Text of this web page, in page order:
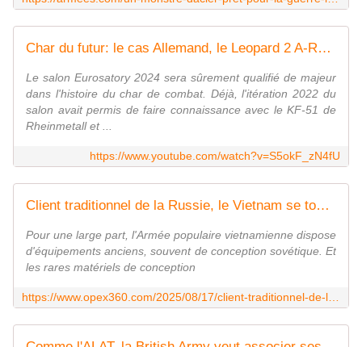
Char du futur: le cas Allemand, le Leopard 2 A-RC 3.0
Le salon Eurosatory 2024 sera sûrement qualifié de majeur
dans l'histoire du char de combat. Déjà, l'itération 2022 du
salon avait permis de faire connaissance avec le KF-51 de
Rheinmetall et ...
https://www.youtube.com/watch?v=S5okF_zN4fU
Client traditionnel de la Russie, le Vietnam se tourne vers la Corée du Sud pour moderniser son artillerie - Zone Militaire
Pour une large part, l'Armée populaire vietnamienne dispose
d'équipements anciens, souvent de conception sovétique. Et
les rares matériels de conception